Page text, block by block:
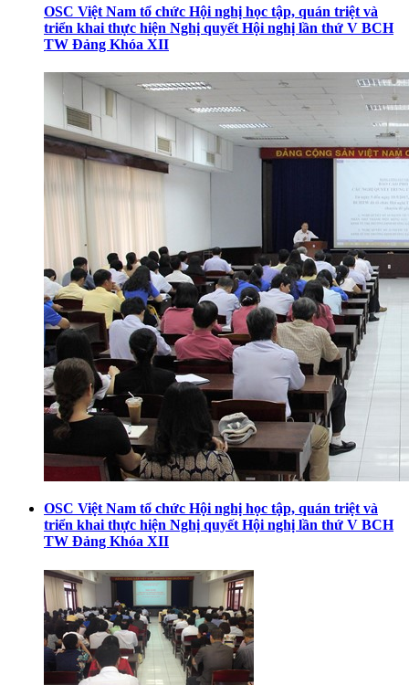
OSC Việt Nam tổ chức Hội nghị học tập, quán triệt và
triển khai thực hiện Nghị quyết Hội nghị lần thứ V BCH
TW Đảng Khóa XII
OSC Việt Nam tổ chức Hội nghị học tập, quán triệt và
triển khai thực hiện Nghị quyết Hội nghị lần thứ V BCH
TW Đảng Khóa XII